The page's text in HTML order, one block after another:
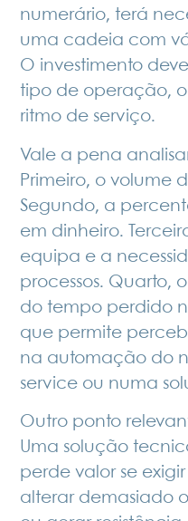
numerário, terá
uma cadeia com
O investimento
tipo de operação,
ritmo de serviço.
Vale a pena
Primeiro, o volume
Segundo, a
em dinheiro.
equipa e a
processos. Quarto,
do tempo perdido
que permite
na automação do
service ou numa
Outro ponto
Uma solução
perde valor se
alterar demasiado